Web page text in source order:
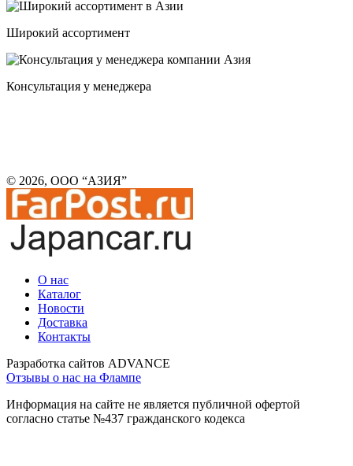
Широкий ассортимент
Консультация у менеджера
© 2026, ООО “АЗИЯ”
О нас
Каталог
Новости
Доставка
Контакты
Разработка сайтов ADVANCE
Отзывы о нас на Флампе
Информация на сайте не является публичной офертой
согласно статье №437 гражданского кодекса